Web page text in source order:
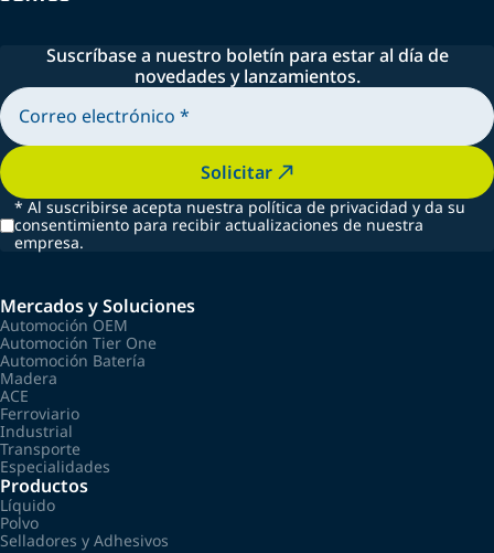
Suscríbase a nuestro boletín para estar al día de
novedades y lanzamientos.
Solicitar
* Al suscribirse acepta nuestra política de privacidad y da su
consentimiento para recibir actualizaciones de nuestra
empresa.
Mercados y Soluciones
Automoción OEM
Automoción Tier One
Automoción Batería
Madera
ACE
Ferroviario
Industrial
Transporte
Especialidades
Productos
Líquido
Polvo
Selladores y Adhesivos